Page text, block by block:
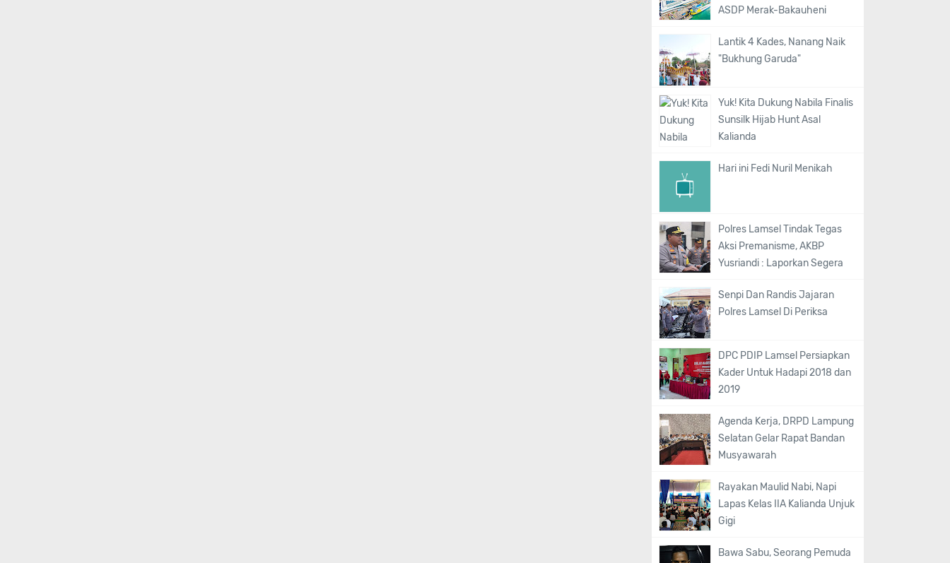
ASDP Merak-Bakauheni
Lantik 4 Kades, Nanang Naik
"Bukhung Garuda"
Yuk! Kita Dukung Nabila Finalis
Sunsilk Hijab Hunt Asal
Kalianda
Hari ini Fedi Nuril Menikah
Polres Lamsel Tindak Tegas
Aksi Premanisme, AKBP
Yusriandi : Laporkan Segera
Senpi Dan Randis Jajaran
Polres Lamsel Di Periksa
DPC PDIP Lamsel Persiapkan
Kader Untuk Hadapi 2018 dan
2019
Agenda Kerja, DRPD Lampung
Selatan Gelar Rapat Bandan
Musyawarah
Rayakan Maulid Nabi, Napi
Lapas Kelas IIA Kalianda Unjuk
Gigi
Bawa Sabu, Seorang Pemuda